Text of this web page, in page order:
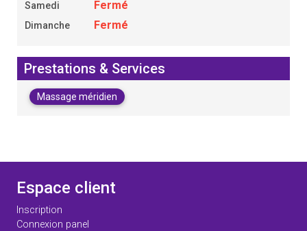
Samedi
Fermé
Dimanche Fermé
Prestations & Services
Massage méridien
Espace client
Inscription
Connexion panel